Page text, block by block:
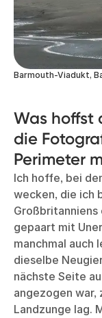
Barmouth-Viadukt,
Was hoffst
die
Perimeter
Ich hoffe, bei
wecken, die ich
Großbritanniens
gepaart mit
manchmal auch
dieselbe
nächste Seite
angezogen war,
Landzunge lag.